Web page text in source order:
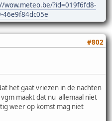
wow.meteo.be/?id=019f6fd8-
46e9f84dc05e
#802
het gaat vriezen in de nachten
maakt dat nu allemaal niet
weer op komst mag niet